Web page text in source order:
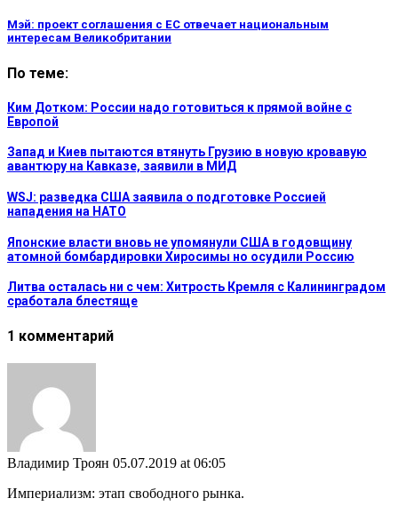
Мэй: проект соглашения с ЕС отвечает национальным
интересам Великобритании
По теме:
Ким Дотком: России надо готовиться к прямой войне с
Европой
Запад и Киев пытаются втянуть Грузию в новую кровавую
авантюру на Кавказе, заявили в МИД
WSJ: разведка США заявила о подготовке Россией
нападения на НАТО
Японские власти вновь не упомянули США в годовщину
атомной бомбардировки Хиросимы но осудили Россию
Литва осталась ни с чем: Хитрость Кремля с Калининградом
сработала блестяще
1 комментарий
Владимир Троян 05.07.2019 at 06:05
Империализм: этап свободного рынка.